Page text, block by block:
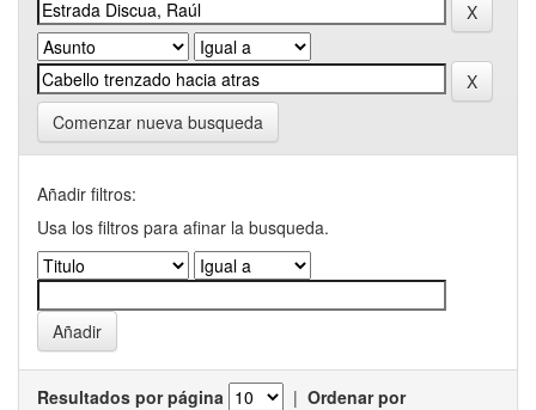
Comenzar nueva busqueda
Añadir filtros:
Usa los filtros para afinar la busqueda.
Resultados por página | Ordenar por